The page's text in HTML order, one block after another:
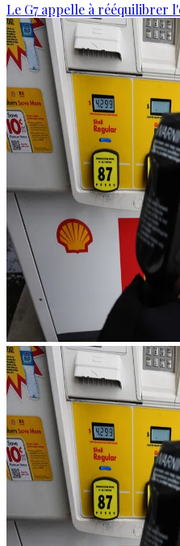
Le G7 appelle à rééquilibrer